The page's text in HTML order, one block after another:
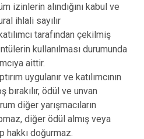
izinlerin alındığını kabul ve
ihlali sayılır
tarafından çekilmiş
kullanılması durumunda
aittir.
uygulanır ve katılımcının
ödül ve unvan
diğer yarışmacıların
diğer ödül almış veya
hakkı doğurmaz.